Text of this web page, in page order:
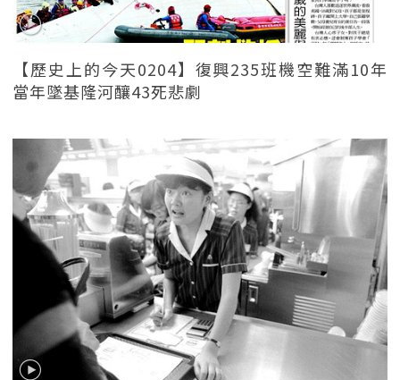
【歷史上的今天0204】復興235班機空難滿10年
當年墜基隆河釀43死悲劇